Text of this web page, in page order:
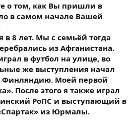
о том, как Вы пришли в
в самом начале Вашей
8 лет. Мы с семьёй тогда
из Афганистана.
в футбол на улице, во
же выступления начал
Финляндию. Моей первой
После этого я также играл
РоПС и выступающий в
из Юрмалы.